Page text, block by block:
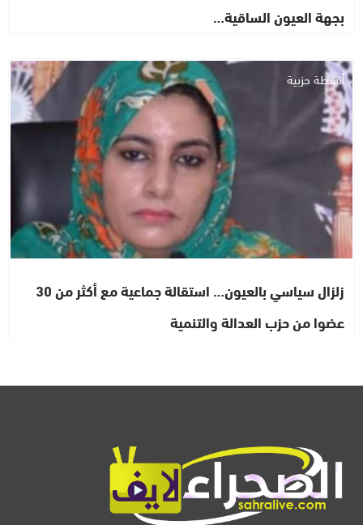
بجهة العيون الساقية…
أنشطة حزبية
زلزال سياسي بالعيون… استقالة جماعية مع أكثر من 30
عضوا من حزب العدالة والتنمية